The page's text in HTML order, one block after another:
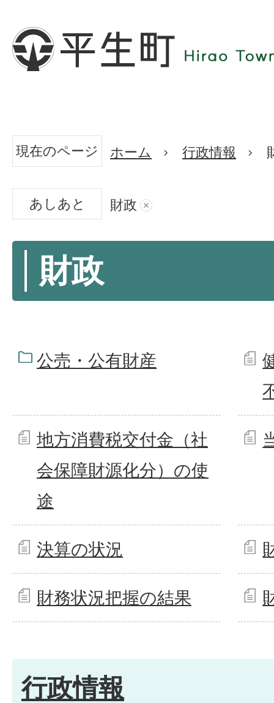
現在のページ ホーム 行政情報
あしあと 財政
財政
公売・公有財産
地方消費税交付金（社
会保障財源化分）の使
途
決算の状況
財務状況把握の結果
行政情報